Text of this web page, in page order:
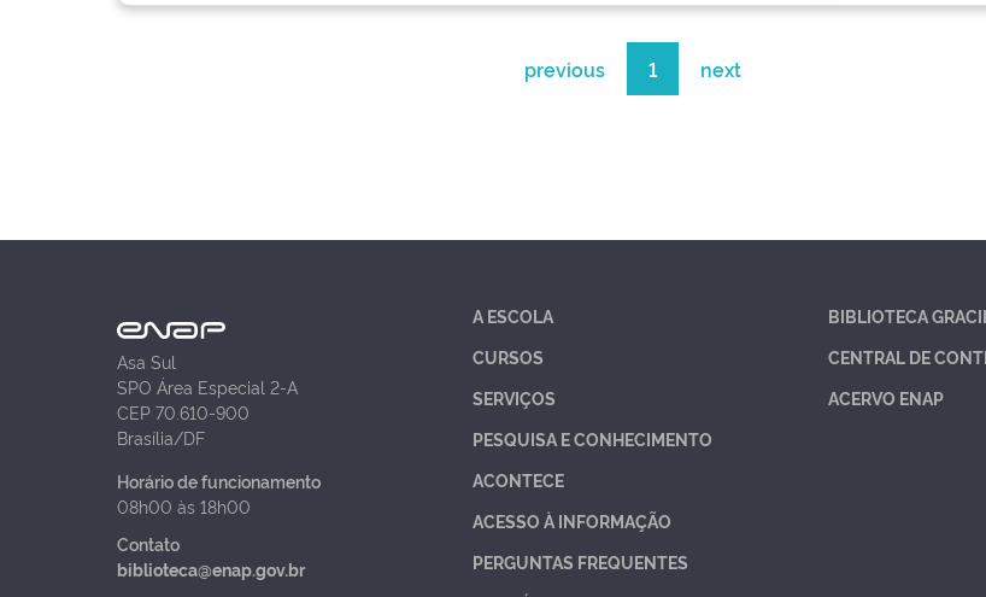
previous 1 next
Asa Sul
SPO Área Especial 2-A
CEP 70.610-900
Brasília/DF
Horário de funcionamento
08h00 às 18h00
Contato
biblioteca@enap.gov.br
A ESCOLA
CURSOS
SERVIÇOS
PESQUISA E CONHECIMENTO
ACONTECE
ACESSO À INFORMAÇÃO
PERGUNTAS FREQUENTES
BIBLIOTECA
CENTRAL DE
ACERVO ENAP